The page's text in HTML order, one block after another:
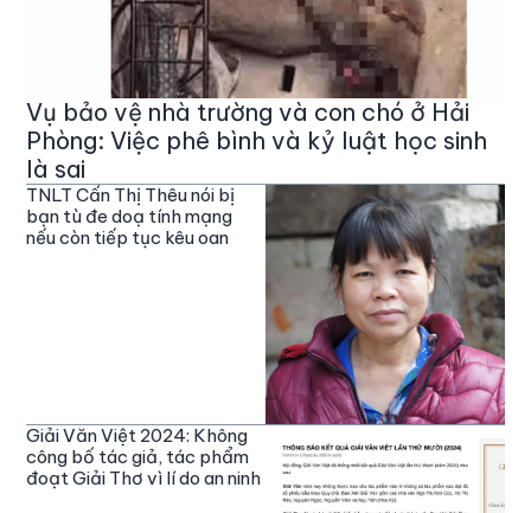
Vụ bảo vệ nhà trường và con chó ở Hải
Phòng: Việc phê bình và kỷ luật học sinh
là sai
TNLT Cấn Thị Thêu nói bị
bạn tù đe doạ tính mạng
nếu còn tiếp tục kêu oan
Giải Văn Việt 2024: Không
công bố tác giả, tác phẩm
đoạt Giải Thơ vì lí do an ninh